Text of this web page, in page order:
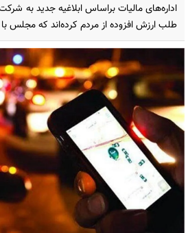
اداره‌های مالیات براساس ابلاغیه جدید به
طلب ارزش افزوده از مردم کرده‌اند که مجلس با افزایش